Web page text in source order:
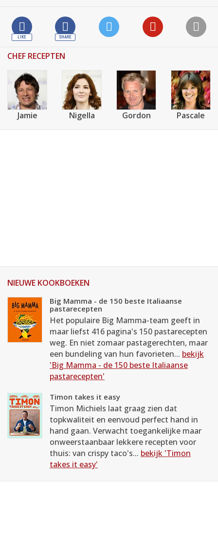
CHEF RECEPTEN
Jamie Nigella Gordon Pascale
NIEUWE KOOKBOEKEN
Big Mamma - de 150 beste Italiaanse
pastarecepten
Het populaire Big Mamma-team geeft in
maar liefst 416 pagina's 150 pastarecepten
weg. En niet zomaar pastagerechten, maar
een bundeling van hun favorieten... bekijk
'Big Mamma - de 150 beste Italiaanse
pastarecepten'
Timon takes it easy
Timon Michiels laat graag zien dat
topkwaliteit en eenvoud perfect hand in
hand gaan. Verwacht toegankelijke maar
onweerstaanbaar lekkere recepten voor
thuis: van crispy taco's... bekijk 'Timon
takes it easy'